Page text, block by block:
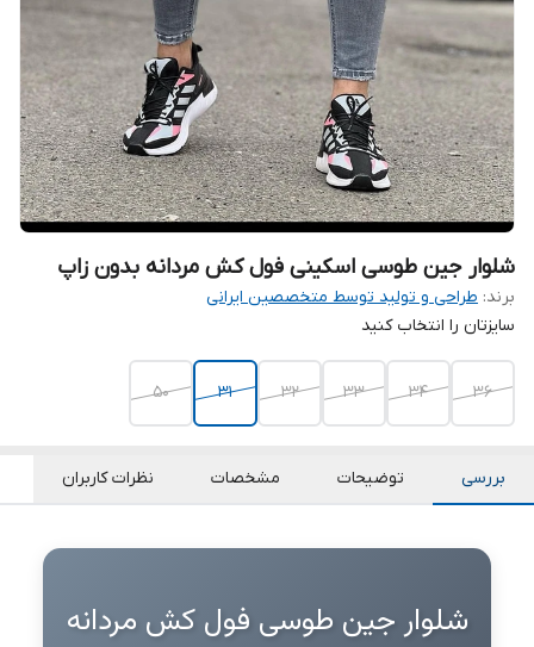
شلوار جین طوسی اسکینی فول کش مردانه بدون زاپ
برند: طراحی و تولید توسط متخصصین ایرانی
سایزتان را انتخاب کنید
36
34
33
32 ۳۱ 50
بررسی توضیحات مشخصات نظرات کاربران
شلوار جین طوسی فول کش مردانه